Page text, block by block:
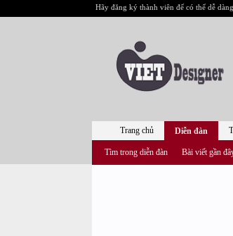
Hãy đăng ký thành viên để có thể dễ
Trang chủ Diễn đàn
Tìm trong diễn đàn Bài viết gần